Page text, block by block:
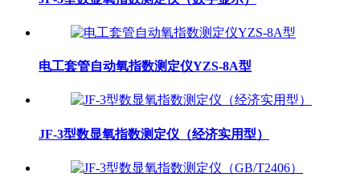
电工套管自动氧指数测定仪YZS-8A型
JF-3型数显氧指数测定仪（经济实用型）